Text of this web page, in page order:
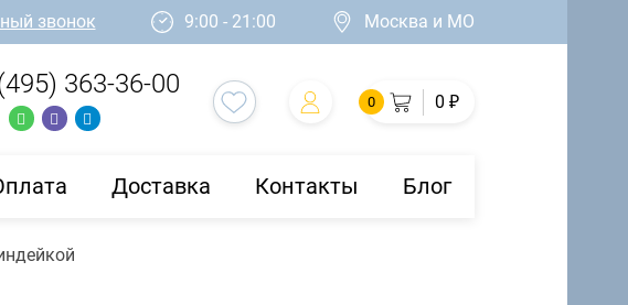
звонок 9:00 - 21:00 Москва и МО
363-36-00
0 0 ₽
Доставка Контакты Блог